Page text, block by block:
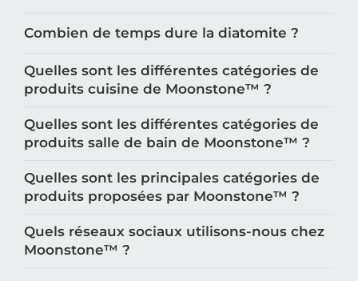
Combien de temps dure la diatomite ?
Quelles sont les différentes catégories de
produits cuisine de Moonstone™️ ?
Quelles sont les différentes catégories de
produits salle de bain de Moonstone™️ ?
Quelles sont les principales catégories de
produits proposées par Moonstone™️ ?
Quels réseaux sociaux utilisons-nous chez
Moonstone™️ ?